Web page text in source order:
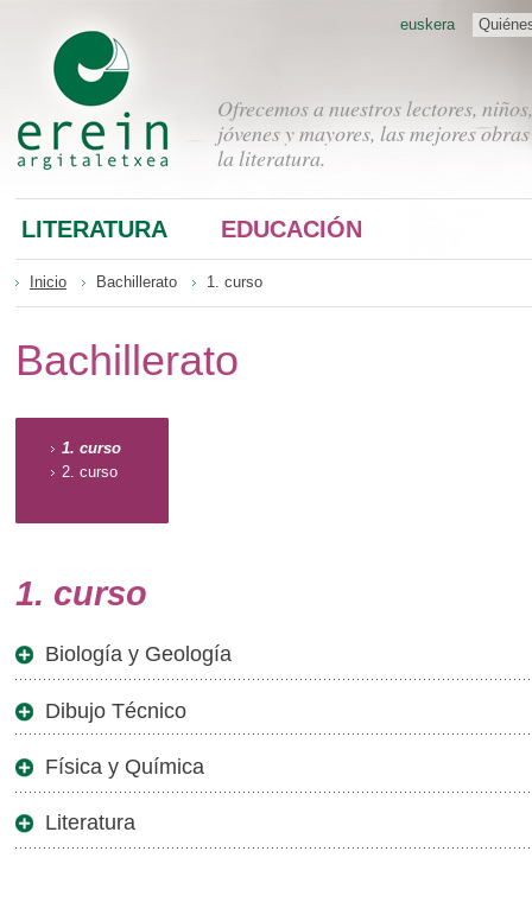
Ofrecemos a nuestros lectores, niños,
jóvenes y mayores, las mejores
la literatura.
euskera
LITERATURA EDUCACIÓN
Inicio Bachillerato 1. curso
Bachillerato
1. curso
2. curso
1. curso
Biología y Geología
Dibujo Técnico
Física y Química
Literatura